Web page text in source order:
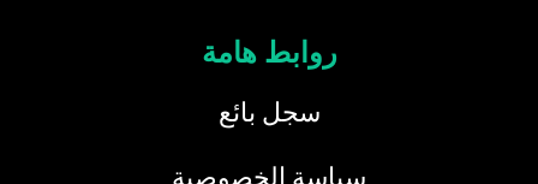
روابط هامة
سجل بائع
سياسة الخصوصية